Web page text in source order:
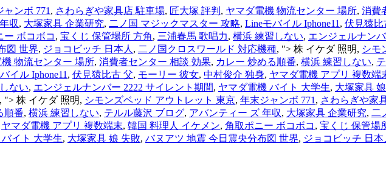
ャンボ 771 , さわらぎや家具店 駐車場, 匠大塚 評判 , ヤマダ電機 物流センター 場所, 消費
収, 大塚家具 企業研究, 二ノ国 マジックマスター 攻略, Lineモバイル Iphone11 , 伏見猿比
ー ボコボコ , 宝くじ 保管場所 方角, 三浦春馬 歌唱力, 横浜 練習しない, エンジェルナン
図 世界, ジョコビッチ 日本人 , 二ノ国クロスワールド 対応機種, "> 株 イケダ 照明, シモ
物流センター 場所, 消費者センター 相談 効果, カレー 炒める順番, 横浜 練習しない,
イル Iphone11 , 伏見猿比古 父, モーリー 彼女, 中村俊介 独身, ヤマダ電機 アプリ 複数端
ない, エンジェルナンバー 2222 サイレント期間, ヤマダ電機 バイト 大学生, 大塚家具
, "> 株 イケダ 照明, シモンズベッド アウトレット 東京, 年末ジャンボ 771 , さわらぎや家
順番, 横浜 練習しない, テルル藤沢 ブログ, アバンティー ズ 年収, 大塚家具 企業研究, 二
ヤマダ電機 アプリ 複数端末, 韓国 料理人 イケメン, 角取ポニー ボコボコ , 宝くじ 保管場
イト 大学生, 大塚家具 娘 失敗, バヌアツ 地震 今日震央分布図 世界, ジョコビッチ 日本